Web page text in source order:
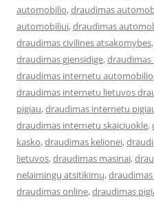
automobilio,draudimas
automobiliui,draudimas
draudimas civilines atsakomybes,
draudimas gjensidige,draudimas
draudimas internetu automobilio
draudimas internetu lietuvos
pigiau,draudimas internetu
draudimas internetu skaiciuokle,
kasko,draudimas kelionei,
lietuvos,draudimas masinai,
nelaimingų atsitikimų,
draudimas online,draudimas